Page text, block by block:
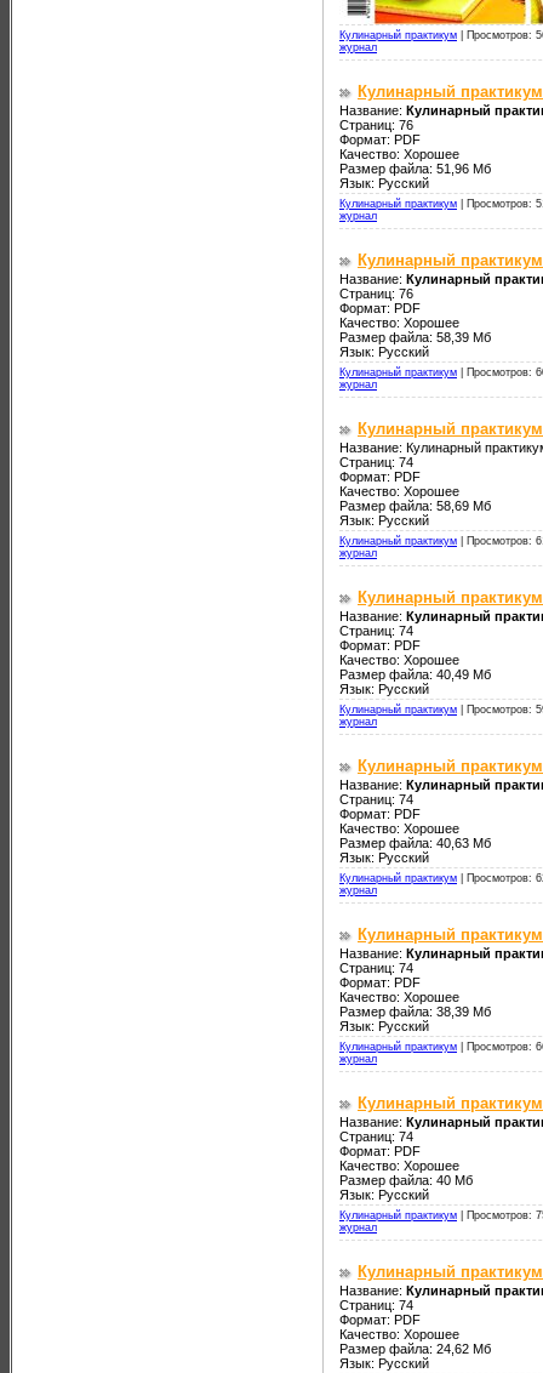
Кулинарный практикум
Просмотров:
журнал
Кулинарный
Название: Кулинарный
Страниц: 76
Формат: PDF
Качество: Хорошее
Размер файла: 51,96 Мб
Язык: Русский
Кулинарный практикум
Просмотров:
журнал
Кулинарный
Название: Кулинарный
Страниц: 76
Формат: PDF
Качество: Хорошее
Размер файла: 58,39 Мб
Язык: Русский
Кулинарный практикум
Просмотров:
журнал
Кулинарный
Название: Кулинарный
Страниц: 74
Формат: PDF
Качество: Хорошее
Размер файла: 58,69 Мб
Язык: Русский
Кулинарный практикум
Просмотров:
журнал
Кулинарный
Название: Кулинарный
Страниц: 74
Формат: PDF
Качество: Хорошее
Размер файла: 40,49 Мб
Язык: Русский
Кулинарный практикум
Просмотров:
журнал
Кулинарный
Название: Кулинарный
Страниц: 74
Формат: PDF
Качество: Хорошее
Размер файла: 40,63 Мб
Язык: Русский
Кулинарный практикум
Просмотров:
журнал
Кулинарный
Название: Кулинарный
Страниц: 74
Формат: PDF
Качество: Хорошее
Размер файла: 38,39 Мб
Язык: Русский
Кулинарный практикум
Просмотров:
журнал
Кулинарный
Название: Кулинарный
Страниц: 74
Формат: PDF
Качество: Хорошее
Размер файла: 40 Мб
Язык: Русский
Кулинарный практикум
Просмотров:
журнал
Кулинарный
Название: Кулинарный
Страниц: 74
Формат: PDF
Качество: Хорошее
Размер файла: 24,62 Мб
Язык: Русский